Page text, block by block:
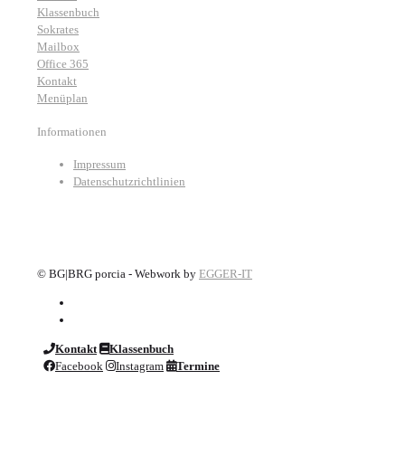
Klassenbuch
Sokrates
Mailbox
Office 365
Kontakt
Menüplan
Informationen
Impressum
Datenschutzrichtlinien
© BG|BRG porcia - Webwork by EGGER-IT
Kontakt
Klassenbuch
Facebook
Instagram Termine